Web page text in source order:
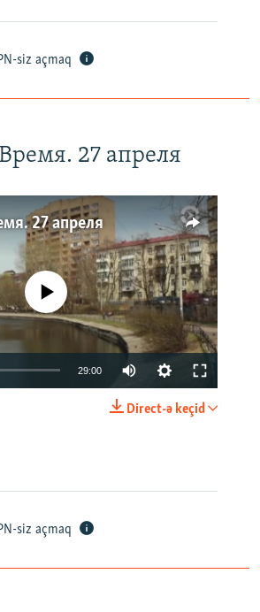
siz açmaq
27 апреля
27 апреля
currently available
29:00
Direct-ə keçid
siz açmaq